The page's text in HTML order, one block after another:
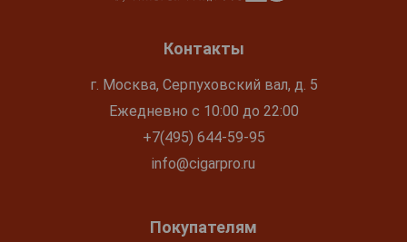
Контакты
г. Москва, Серпуховский вал, д. 5
Ежедневно с 10:00 до 22:00
+7(495) 644-59-95
info@cigarpro.ru
Покупателям